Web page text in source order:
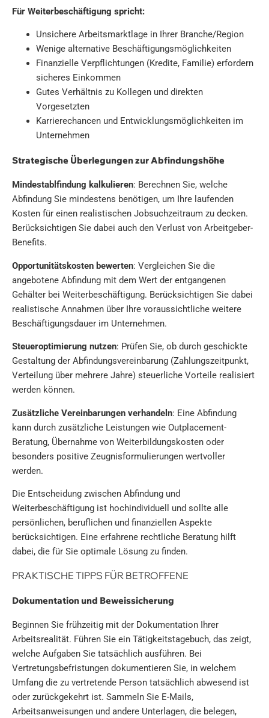
Für Weiterbeschäftigung spricht:
Unsichere Arbeitsmarktlage in Ihrer Branche/Region
Wenige alternative Beschäftigungsmöglichkeiten
Finanzielle Verpflichtungen (Kredite, Familie) erfordern
sicheres Einkommen
Gutes Verhältnis zu Kollegen und direkten
Vorgesetzten
Karrierechancen und Entwicklungsmöglichkeiten im
Unternehmen
Strategische Überlegungen zur Abfindungshöhe
Mindestablfindung kalkulieren: Berechnen Sie, welche
Abfindung Sie mindestens benötigen, um Ihre laufenden
Kosten für einen realistischen Jobsuchzeitraum zu decken.
Berücksichtigen Sie dabei auch den Verlust von Arbeitgeber-
Benefits.
Opportunitätskosten bewerten: Vergleichen Sie die
angebotene Abfindung mit dem Wert der entgangenen
Gehälter bei Weiterbeschäftigung. Berücksichtigen Sie dabei
realistische Annahmen über Ihre voraussichtliche weitere
Beschäftigungsdauer im Unternehmen.
Steueroptimierung nutzen: Prüfen Sie, ob durch geschickte
Gestaltung der Abfindungsvereinbarung (Zahlungszeitpunkt,
Verteilung über mehrere Jahre) steuerliche Vorteile realisiert
werden können.
Zusätzliche Vereinbarungen verhandeln: Eine Abfindung
kann durch zusätzliche Leistungen wie Outplacement-
Beratung, Übernahme von Weiterbildungskosten oder
besonders positive Zeugnisformulierungen wertvoller
werden.
Die Entscheidung zwischen Abfindung und
Weiterbeschäftigung ist hochindividuell und sollte alle
persönlichen, beruflichen und finanziellen Aspekte
berücksichtigen. Eine erfahrene rechtliche Beratung hilft
dabei, die für Sie optimale Lösung zu finden.
PRAKTISCHE TIPPS FÜR BETROFFENE
Dokumentation und Beweissicherung
Beginnen Sie frühzeitig mit der Dokumentation Ihrer
Arbeitsrealität. Führen Sie ein Tätigkeitstagebuch, das zeigt,
welche Aufgaben Sie tatsächlich ausführen. Bei
Vertretungsbefristungen dokumentieren Sie, in welchem
Umfang die zu vertretende Person tatsächlich abwesend ist
oder zurückgekehrt ist. Sammeln Sie E-Mails,
Arbeitsanweisungen und andere Unterlagen, die belegen,